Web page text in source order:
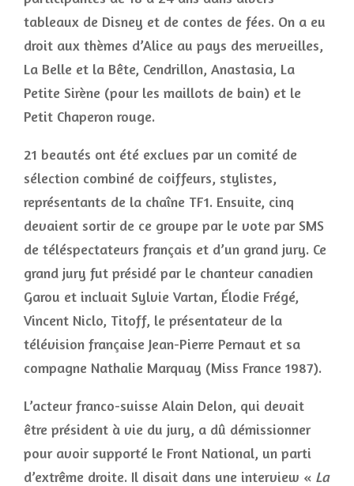
tableaux de Disney et de contes de fées. On a eu
droit aux thèmes d’Alice au pays des merveilles,
La Belle et la Bête, Cendrillon, Anastasia, La
Petite Sirène (pour les maillots de bain) et le
Petit Chaperon rouge.
21 beautés ont été exclues par un comité de
sélection combiné de coiffeurs, stylistes,
représentants de la chaîne TF1. Ensuite, cinq
devaient sortir de ce groupe par le vote par SMS
de téléspectateurs français et d’un grand jury. Ce
grand jury fut présidé par le chanteur canadien
Garou et incluait Sylvie Vartan, Élodie Frégé,
Vincent Niclo, Titoff, le présentateur de la
télévision française Jean-Pierre Pernaut et sa
compagne Nathalie Marquay (Miss France 1987).
L’acteur franco-suisse Alain Delon, qui devait
être président à vie du jury, a dû démissionner
pour avoir supporté le Front National, un parti
d’extrême droite. Il disait dans une interview « La